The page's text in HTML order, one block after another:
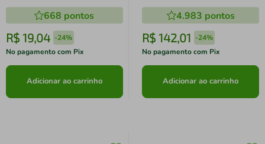
668 pontos
R$ 19,04 -24%
No pagamento com Pix
Adicionar ao carrinho
4.983 pontos
R$ 142,01 -24%
No pagamento com Pix
Adicionar ao carrinho